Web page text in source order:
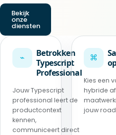
Bekijk
onze
diensten
⌁
Betrokken
Typescript
Professional
Jouw Typescript
professional leert de
productcontext
kennen,
communiceert direct
⌘
Kies een
hybride
jouw